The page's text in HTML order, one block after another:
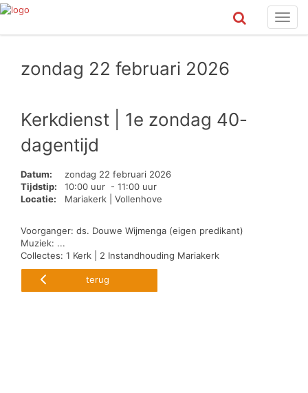
zondag 22 februari 2026
Kerkdienst | 1e zondag 40-
dagentijd
Datum:
zondag 22 februari 2026
Tijdstip:
10:00 uur - 11:00 uur
Locatie:
Mariakerk | Vollenhove
Voorganger: ds. Douwe Wijmenga (eigen predikant)
Muziek: ...
Collectes: 1 Kerk | 2 Instandhouding Mariakerk
terug